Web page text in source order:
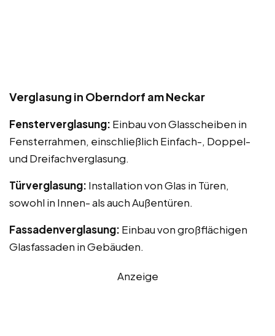
Verglasung in Oberndorf am Neckar
Fensterverglasung: Einbau von Glasscheiben in
Fensterrahmen, einschließlich Einfach-, Doppel-
und Dreifachverglasung.
Türverglasung: Installation von Glas in Türen,
sowohl in Innen- als auch Außentüren.
Fassadenverglasung: Einbau von großflächigen
Glasfassaden in Gebäuden.
Anzeige